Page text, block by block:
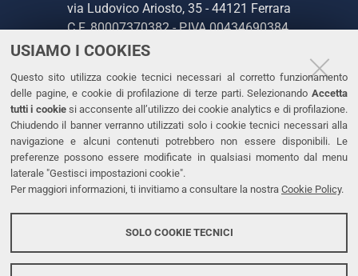
USIAMO I COOKIES
Questo sito utilizza cookie tecnici necessari al corretto funzionamento
delle pagine, e cookie di profilazione di terze parti. Selezionando Accetta
tutti i cookiesi acconsente all’utilizzo dei cookie analytics e di profilazione.
Chiudendo il banner verranno utilizzati solo i cookie tecnici necessari alla
navigazione e alcuni contenuti potrebbero non essere disponibili. Le
preferenze possono essere modificate in qualsiasi momento dal menu
laterale "Gestisci impostazioni cookie".
Per maggiori informazioni, ti invitiamo a consultare la nostra Cookie Policy.
SOLO COOKIE TECNICI
via Ludovico Ariosto, 35 - 44121 Ferrara
C.F. 80007370382 - P.IVA 00434690384
CONTATTI
Tel. +39 0532 293111
Fax. +39 0532 293031
PEC
LINKS
Accessibilità
Protezione dati personali